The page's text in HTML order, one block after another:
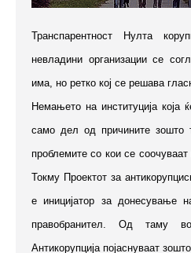
Транспарентност Нулта
невладини организации се
има, но ретко кој се решава
Немањето на институција која
само дел од причините зошто
проблемите со кои се соочуваат
Токму Проектот за
е иницијатор за донесување
правобранител. Од таму
Антикорупција појаснуваат